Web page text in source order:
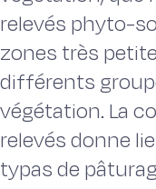
relevés phyto-
zones très
différents
végétation. La
relevés donne
typas de